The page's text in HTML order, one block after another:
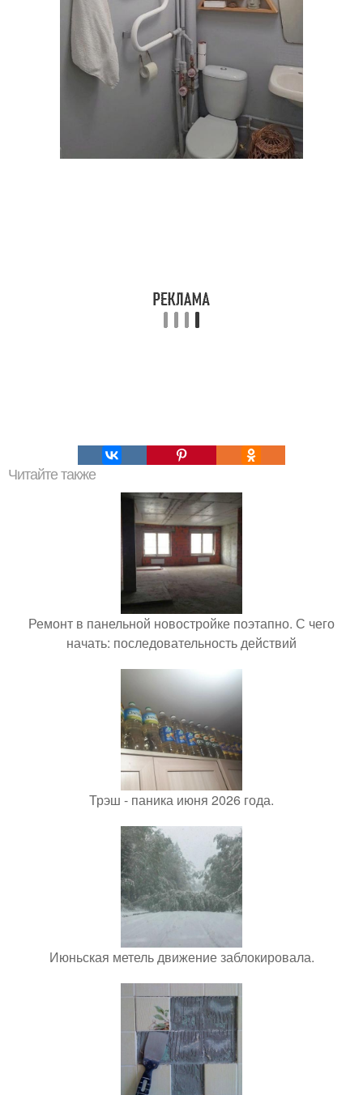
Читайте также
Ремонт в панельной новостройке поэтапно. С чего
начать: последовательность действий
Трэш - паника июня 2026 года.
Июньская метель движение заблокировала.